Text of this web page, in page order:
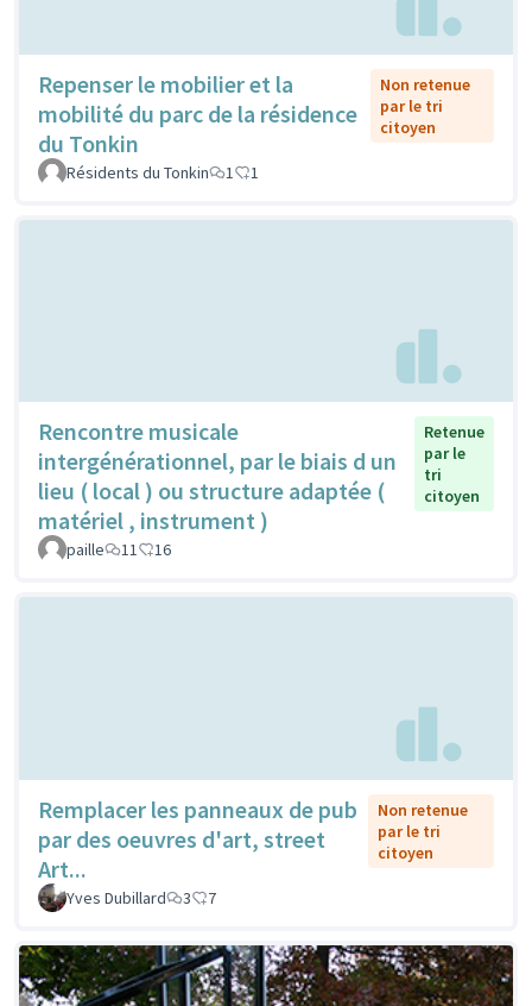
Repenser le mobilier et la
mobilité du parc de la résidence
du Tonkin
Non retenue
par le tri
citoyen
Résidents du Tonkin 1 1
Rencontre musicale
intergénérationnel, par le biais d un
lieu ( local ) ou structure adaptée (
matériel , instrument )
Retenue
par le
tri
citoyen
paille 11 16
Remplacer les panneaux de pub
par des oeuvres d'art, street
Art...
Non retenue
par le tri
citoyen
Yves Dubillard 3 7